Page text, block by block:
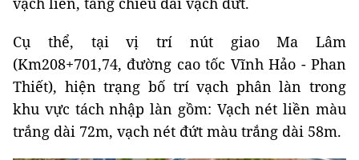
Cụ thể, tại vị trí nút giao Ma Lâm
(Km208+701,74, đường cao tốc Vĩnh Hảo - Phan
Thiết), hiện trạng bố trí vạch phân làn trong
khu vực tách nhập làn gồm: Vạch nét liền màu
trắng dài 72m, vạch nét đứt màu trắng dài 58m.